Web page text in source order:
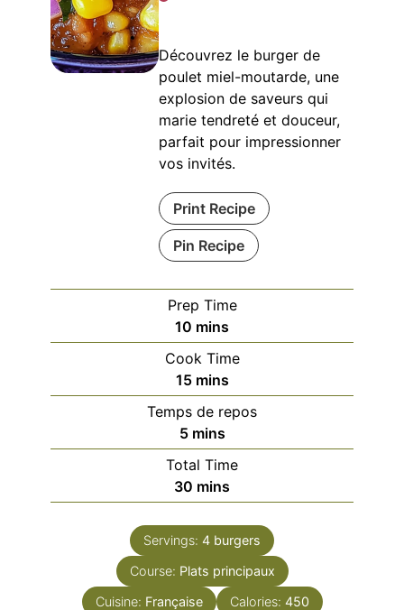
Découvrez le burger de
poulet miel-moutarde, une
explosion de saveurs qui
marie tendreté et douceur,
parfait pour impressionner
vos invités.
Print Recipe
Pin Recipe
Prep Time
10 minutes
mins
Cook Time
15minutes
mins
Temps de repos
5minutes
mins
Total Time
30 minutes
mins
Servings: 4 burgers
Course: Plats principaux
Cuisine: Française Calories: 450